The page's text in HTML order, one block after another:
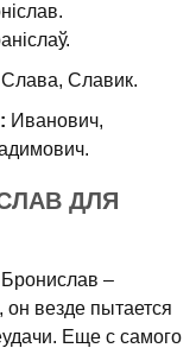
Славик.
Иванович,
ДЛЯ
–
он везде пытается
Еще с самого